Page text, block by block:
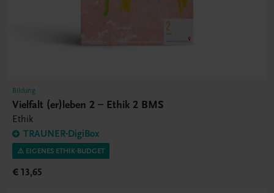
Bildung
Vielfalt (er)leben 2 – Ethik 2 BMS
Ethik
TRAUNER-DigiBox
⚠️ EIGENES ETHIK-BUDGET
€ 13,65